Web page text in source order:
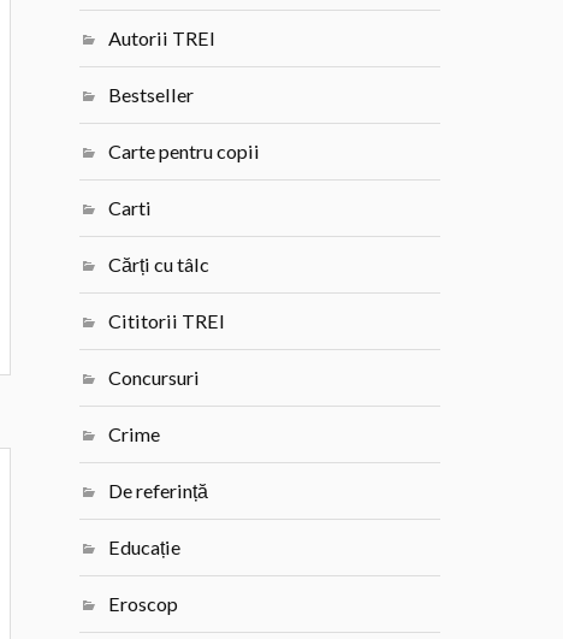
Autorii TREI
Bestseller
Carte pentru copii
Carti
Cărți cu tâlc
Cititorii TREI
Concursuri
Crime
De referință
Educație
Eroscop